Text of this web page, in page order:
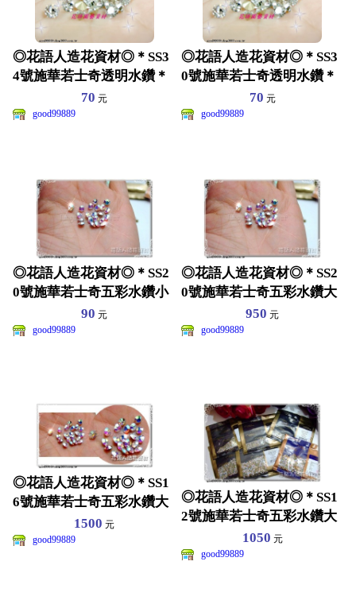
◎花語人造花資材◎＊SS3
4號施華若士奇透明水鑽＊
尖角鑽~手機~布偶裝
70 元
good99889
◎花語人造花資材◎＊SS3
0號施華若士奇透明水鑽＊
尖角鑽~多尺寸選擇~
70 元
good99889
◎花語人造花資材◎＊SS2
0號施華若士奇五彩水鑽小
包裝＊AB鑽~尖角鑽
90 元
good99889
◎花語人造花資材◎＊SS2
0號施華若士奇五彩水鑽大
包裝＊AB鑽~尖角鑽
950 元
good99889
◎花語人造花資材◎＊SS1
6號施華若士奇五彩水鑽大
包裝＊AB鑽~尖角鑽
1500 元
good99889
◎花語人造花資材◎＊SS1
2號施華若士奇五彩水鑽大
包裝＊AB鑽~尖角鑽
1050 元
good99889